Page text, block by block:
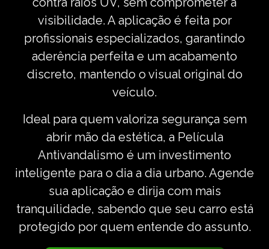
visibilidade. A aplicação é feita por
profissionais especializados, garantindo
aderência perfeita e um acabamento
discreto, mantendo o visual original do
veículo.
Ideal para quem valoriza segurança sem
abrir mão da estética, a Película
Antivandalismo é um investimento
inteligente para o dia a dia urbano. Agende
sua aplicação e dirija com mais
tranquilidade, sabendo que seu carro está
protegido por quem entende do assunto.